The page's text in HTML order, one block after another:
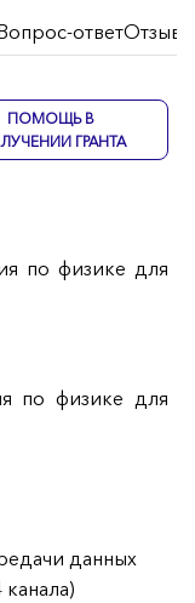
ответОтзывы
ПОМОЩЬ В
ГРАНТА
по физике для
по физике для
данных